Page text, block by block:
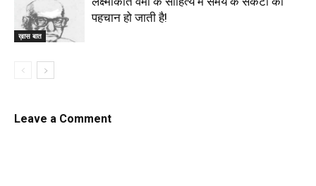
ख़ास बात
पहचान हो जाती है!
Leave a Comment